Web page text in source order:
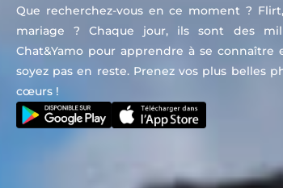
Que recherchez-vous en ce moment ?
mariage ? Chaque jour, ils sont des
Chat&Yamo pour apprendre à se connaître
soyez pas en reste. Prenez vos plus belles
cœurs !